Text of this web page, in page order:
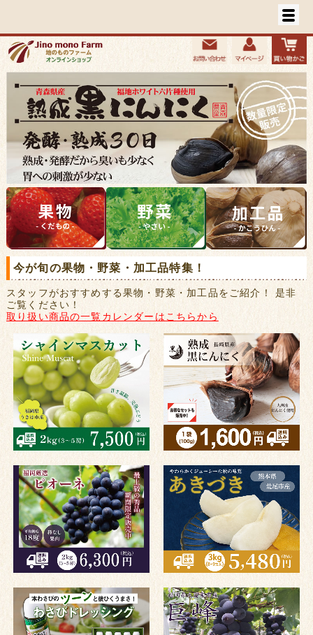
今が旬の果物・野菜・加工品特集！
スタッフがおすすめする果物・野菜・加工品をご紹介！ 是非
ご覧ください！
取り扱い商品の一覧カレンダーはこちらから